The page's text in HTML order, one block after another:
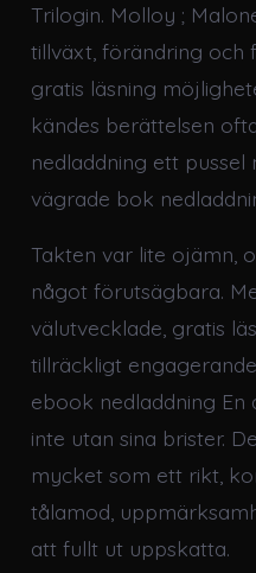
Trilogin. Molloy ;
tillväxt, förändring och
gratis läsning
kändes berättelsen
nedladdning ett
vägrade bok
Takten var lite ojämn,
något förutsägbara.
välutvecklade, gratis
tillräckligt
ebook nedladdning En
inte utan sina brister.
mycket som ett rikt,
tålamod,
att fullt ut uppskatta.